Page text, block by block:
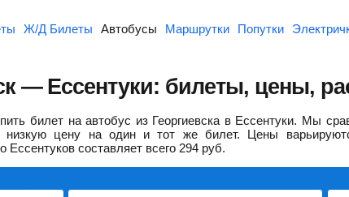
Ж/Д Билеты Автобусы Маршрутки Попутки
— Ессентуки: билеты, цены,
билет на автобус из Георгиевска в Ессентуки. Мы
низкую цену на один и тот же билет. Цены
составляет всего 294 руб.